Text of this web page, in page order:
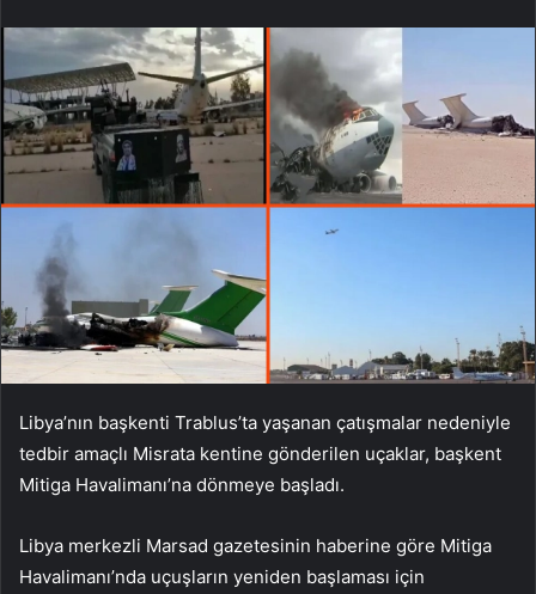
Libya’nın başkenti Trablus’ta yaşanan çatışmalar nedeniyle
tedbir amaçlı Misrata kentine gönderilen uçaklar, başkent
Mitiga Havalimanı’na dönmeye başladı.
Libya merkezli Marsad gazetesinin haberine göre Mitiga
Havalimanı’nda uçuşların yeniden başlaması için